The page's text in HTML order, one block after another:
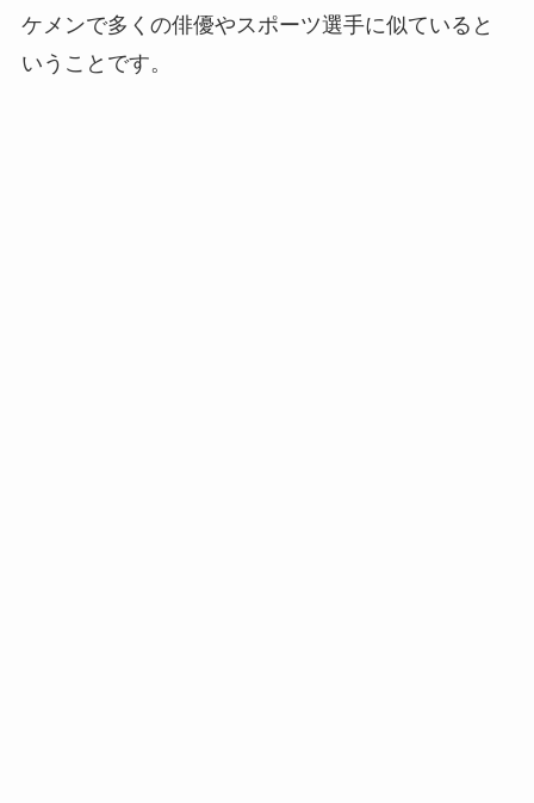
ケメンで多くの俳優やスポーツ選手に似ていると
いうことです。